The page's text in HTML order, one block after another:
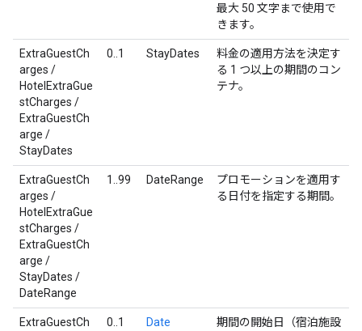
最大 50 文字まで使用で
きます。
ExtraGuestCh
arges /
HotelExtraGue
stCharges /
ExtraGuestCh
arge /
StayDates
0..1 StayDates
料金の適用方法を決定す
る 1 つ以上の期間のコン
テナ。
ExtraGuestCh
arges /
HotelExtraGue
stCharges /
ExtraGuestCh
arge /
StayDates /
DateRange
1..99 DateRange
プロモーションを適用す
る日付を指定する期間。
ExtraGuestCh
0..1 Date
期間の開始日（宿泊施設